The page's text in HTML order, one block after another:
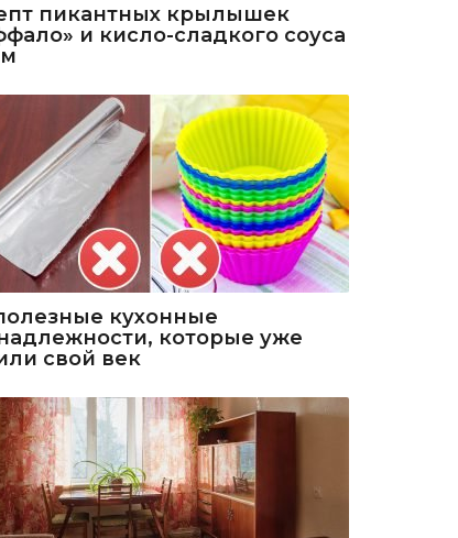
пикантных крылышек
и кисло-сладкого соуса
кухонные
которые уже
свой век